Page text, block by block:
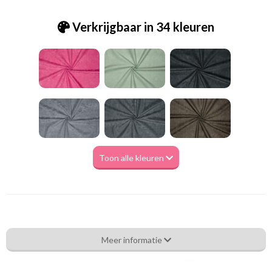
Verkrijgbaar in 34 kleuren
Toon alle kleuren
Tk.Microfibre 0051 light grey
Eigenschappen gordijnstof
Meer informatie